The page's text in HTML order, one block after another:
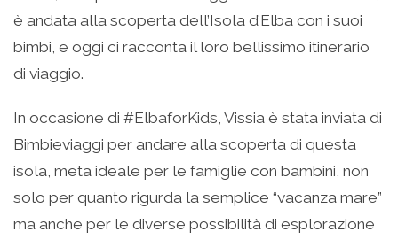
(Si
apre
una
nuova
finestra)
Twitter
(Si
in
una
Google+
(Si
apre
in
una
LinkedIn
(Si
in
una
apre
in
nuova
finestra)
è andata alla scoperta dell’Isola d’Elba con i suoi
bimbi, e oggi ci racconta il loro bellissimo itinerario
di viaggio.
In occasione di #ElbaforKids, Vissia è stata inviata di
Bimbieviaggi per andare alla scoperta di questa
isola, meta ideale per le famiglie con bambini, non
solo per quanto rigurda la semplice “vacanza mare”
ma anche per le diverse possibilità di esplorazione